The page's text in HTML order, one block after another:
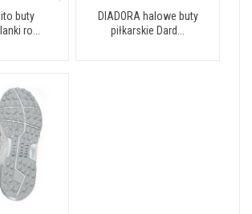
buty
ro...
DIADORA halowe buty
piłkarskie Dard...